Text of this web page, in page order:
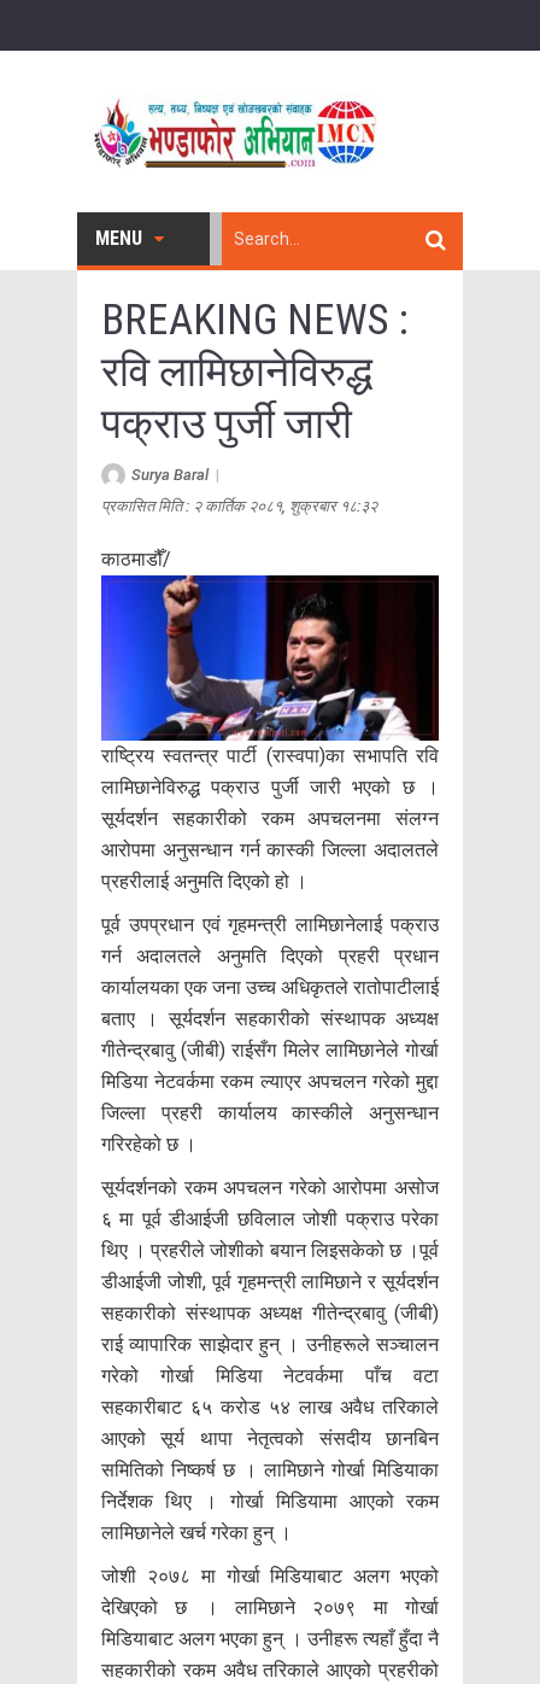
MENU
BREAKING NEWS :
रवि लामिछानेविरुद्ध
पक्राउ पुर्जी जारी
Surya Baral|
प्रकासित मिति : २ कार्तिक २०८१, शुक्रबार १८:३२
काठमाडौँ/
राष्ट्रिय स्वतन्त्र पार्टी (रास्वपा)का सभापति रवि
लामिछानेविरुद्ध पक्राउ पुर्जी जारी भएको छ ।
सूर्यदर्शन सहकारीको रकम अपचलनमा संलग्न
आरोपमा अनुसन्धान गर्न कास्की जिल्ला अदालतले
प्रहरीलाई अनुमति दिएको हो ।
पूर्व उपप्रधान एवं गृहमन्त्री लामिछानेलाई पक्राउ
गर्न अदालतले अनुमति दिएको प्रहरी प्रधान
कार्यालयका एक जना उच्च अधिकृतले रातोपाटीलाई
बताए । सूर्यदर्शन सहकारीको संस्थापक अध्यक्ष
गीतेन्द्रबावु (जीबी) राईसँग मिलेर लामिछानेले गोर्खा
मिडिया नेटवर्कमा रकम ल्याएर अपचलन गरेको मुद्दा
जिल्ला प्रहरी कार्यालय कास्कीले अनुसन्धान
गरिरहेको छ ।
सूर्यदर्शनको रकम अपचलन गरेको आरोपमा असोज
६ मा पूर्व डीआईजी छविलाल जोशी पक्राउ परेका
थिए । प्रहरीले जोशीको बयान लिइसकेको छ ।पूर्व
डीआईजी जोशी, पूर्व गृहमन्त्री लामिछाने र सूर्यदर्शन
सहकारीको संस्थापक अध्यक्ष गीतेन्द्रबावु (जीबी)
राई व्यापारिक साझेदार हुन् । उनीहरूले सञ्चालन
गरेको गोर्खा मिडिया नेटवर्कमा पाँच वटा
सहकारीबाट ६५ करोड ५४ लाख अवैध तरिकाले
आएको सूर्य थापा नेतृत्वको संसदीय छानबिन
समितिको निष्कर्ष छ । लामिछाने गोर्खा मिडियाका
निर्देशक थिए । गोर्खा मिडियामा आएको रकम
लामिछानेले खर्च गरेका हुन् ।
जोशी २०७८ मा गोर्खा मिडियाबाट अलग भएको
देखिएको छ । लामिछाने २०७९ मा गोर्खा
मिडियाबाट अलग भएका हुन् । उनीहरू त्यहाँ हुँदा नै
सहकारीको रकम अवैध तरिकाले आएको प्रहरीको